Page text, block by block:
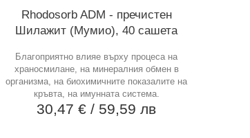
Rhodosorb ADM - пречистен
Шилажит (Мумио), 40 сашета
Благоприятно влияе върху процеса на
храносмилане, на минералния обмен в
организма, на биохимичните показалите на
кръвта, на имунната система.
30,47 €/ 59,59 лв